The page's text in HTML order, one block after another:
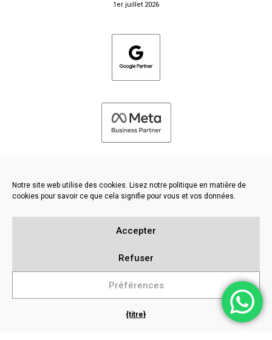
Notre site web utilise des cookies. Lisez notre politique en matière de
cookies pour savoir ce que cela signifie pour vous et vos données.
Accepter
Refuser
Préférences
{titre}
1er juillet 2026
2026 FRESH PIES LTD - TOUS DROITS RÉSERVÉS
Base de connaissances
Plan du site